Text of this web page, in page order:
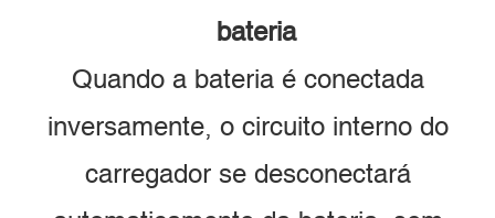
bateria
Quando a bateria é conectada
inversamente, o circuito interno do
carregador se desconectará